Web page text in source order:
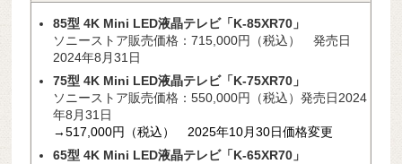
85型 4K Mini LED液晶テレビ「K-85XR70」
ソニーストア販売価格：715,000円（税込） 発売日
2024年8月31日
75型 4K Mini LED液晶テレビ「K-75XR70」
ソニーストア販売価格：550,000円（税込）発売日2024
年8月31日
→517,000円（税込） 2025年10月30日価格変更
65型 4K Mini LED液晶テレビ「K-65XR70」